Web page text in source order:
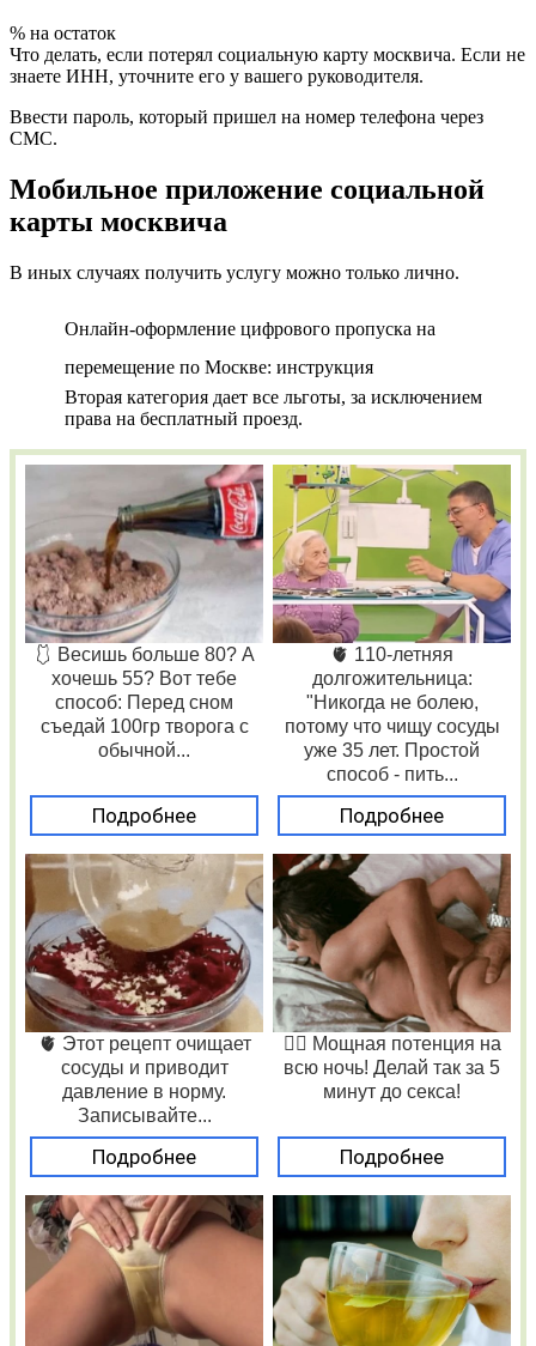
% на остаток
Что делать, если потерял социальную карту москвича. Если не
знаете ИНН, уточните его у вашего руководителя.
Ввести пароль, который пришел на номер телефона через
СМС.
Мобильное приложение социальной
карты москвича
В иных случаях получить услугу можно только лично.
Онлайн-оформление цифрового пропуска на
перемещение по Москве: инструкция
Вторая категория дает все льготы, за исключением
права на бесплатный проезд.
🩱 Весишь больше 80? А
хочешь 55? Вот тебе
способ: Перед сном
съедай 100гр творога с
обычной...
Подробнее
🫀 110-летняя
долгожительница:
"Никогда не болею,
потому что чищу сосуды
уже 35 лет. Простой
способ - пить...
Подробнее
🫀 Этот рецепт очищает
сосуды и приводит
давление в норму.
Записывайте...
Подробнее
❤️‍🔥 Мощная потенция на
всю ночь! Делай так за 5
минут до секса!
Подробнее